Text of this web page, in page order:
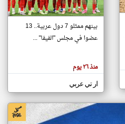
تغيير الدولة
اخبار جزر القمر على مدار الساعة
أهم اخبار جزر القمر العاجلة والمباشرة
بينهم ممثلو 7 دول عربية.. 13
عضوا في مجلس "الفيفا" ...
منذ ٢٦ يوم
ار تي عربي
klyoum.com